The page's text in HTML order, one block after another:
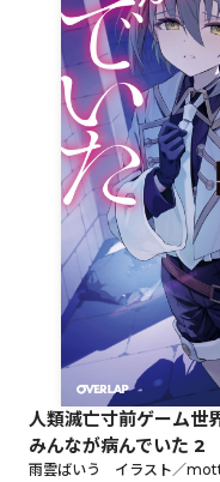
オ
オ
人類滅亡寸前ゲーム世
みんなが病んでいた 2
雨雲ばいう イラスト／